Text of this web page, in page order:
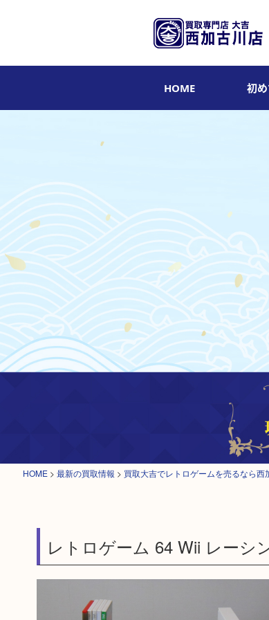
HOME 初
HOME > 最新の買取情報 > 買取大吉でレトロゲームを売るなら西
レトロゲーム 64 Wii レーシ